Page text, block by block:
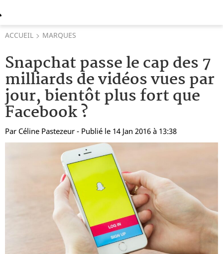
ACCUEIL MARQUES
Snapchat passe le cap des 7
milliards de vidéos vues par
jour, bientôt plus fort que
Facebook ?
Par Céline Pastezeur - Publié le 14 Jan 2016 à 13:38